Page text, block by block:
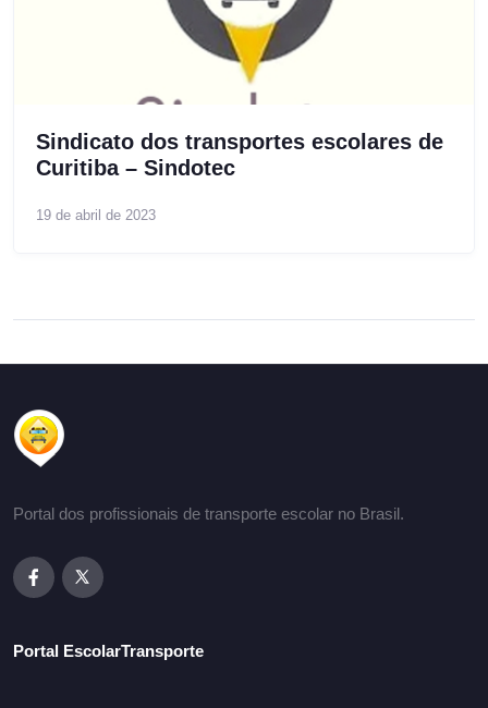
Sindicato dos transportes escolares de
Curitiba – Sindotec
19 de abril de 2023
Portal dos profissionais de transporte escolar no Brasil.
Portal EscolarTransporte